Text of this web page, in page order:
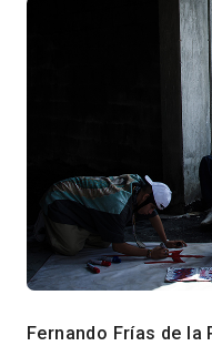
Fernando Frías de la